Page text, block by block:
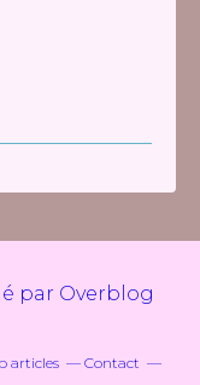
par Overblog
articles Contact